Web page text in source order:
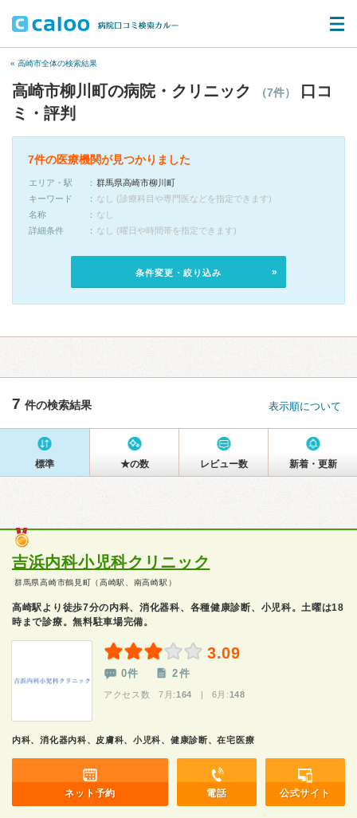
« 高崎市全体の検索結果
高崎市柳川町の病院・クリニック （7件）
口コ
ミ・評判
7件の医療機関が見つかりました
エリア・駅
群馬県高崎市柳川町
キーワード
なし (診療科目や専門医などを指定できます)
名称
なし
詳細条件
なし (曜日や時間帯を指定できます)
条件変更・絞り込み
7 件の検索結果 表示順について
標準 ★の数 レビュー数 新着・更新
吉浜内科小児科クリニック
群馬県高崎市鶴見町（高崎駅、南高崎駅）
高崎駅より徒歩7分の内科、消化器科、各種健康診断、小児科。土曜は18
時まで診療。無料駐車場完備。
3.09
0件 2件
アクセス数 7月: 164 | 6月: 148
内科、消化器内科、皮膚科、小児科、健康診断、在宅医療
ネット予約 電話 公式サイト